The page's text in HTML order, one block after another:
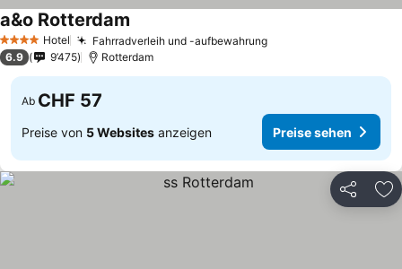
4 Sterne Hotel Fahrradverleih und -aufbewahrungPreise sehen
a&o Rotterdam
6.9 9’475 Rotterdam
Ab CHF 57
Preise von 5 Websites anzeigen Preise sehen
Teilen